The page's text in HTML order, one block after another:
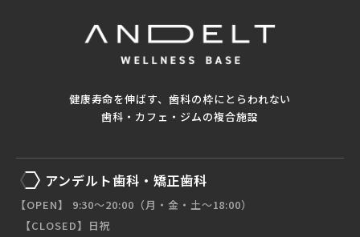
健康寿命を伸ばす、歯科の枠にとらわれない
歯科・カフェ・ジムの複合施設
アンデルト歯科・矯正歯科
【OPEN】 9:30〜20:00（月・金・土〜18:00）
【CLOSED】日祝